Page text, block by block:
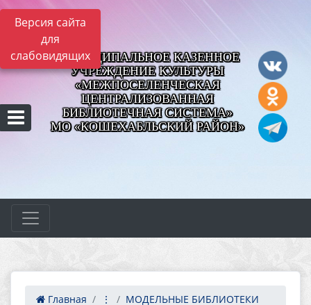
Версия сайта
для
слабовидящихМУНИЦИПАЛЬНОЕ КАЗЕННОЕ
УЧРЕЖДЕНИЕ КУЛЬТУРЫ
«МЕЖПОСЕЛЕНЧЕСКАЯ
ЦЕНТРАЛИЗОВАННАЯ
БИБЛИОТЕЧНАЯ СИСТЕМА»
МО «КОШЕХАБЛЬСКИЙ РАЙОН»
Главная ⋮
МОДЕЛЬНЫЕ БИБЛИОТЕКИ